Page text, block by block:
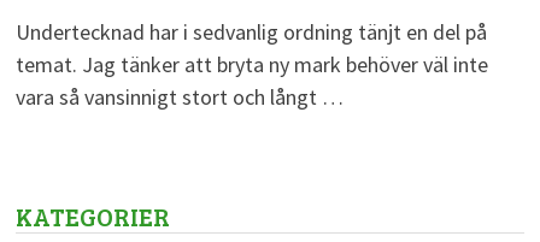
Undertecknad har i sedvanlig ordning tänjt en del på
temat. Jag tänker att bryta ny mark behöver väl inte
vara så vansinnigt stort och långt …
KATEGORIER